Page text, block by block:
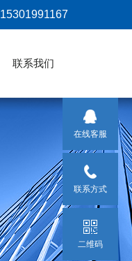
15301991167
联系我们
在线客服
联系方式
二维码